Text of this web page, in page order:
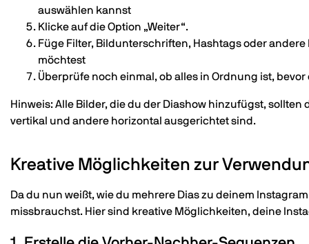
auswählen kannst
Klicke auf die Option „Weiter“.
Füge Filter, Bildunterschriften, Hashtags oder
möchtest
Überprüfe noch einmal, ob alles in Ordnung ist,
Hinweis: Alle Bilder, die du der Diashow hinzufügst,
vertikal und andere horizontal ausgerichtet sind.
Kreative Möglichkeiten zur
Da du nun weißt, wie du mehrere Dias zu deinem
missbrauchst. Hier sind kreative Möglichkeiten, deine